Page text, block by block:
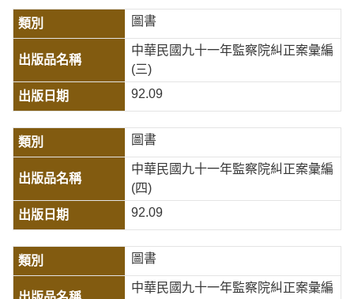
圖書
中華民國九十一年監察院糾正案彙編
(三)
92.09
圖書
中華民國九十一年監察院糾正案彙編
(四)
92.09
圖書
中華民國九十一年監察院糾正案彙編